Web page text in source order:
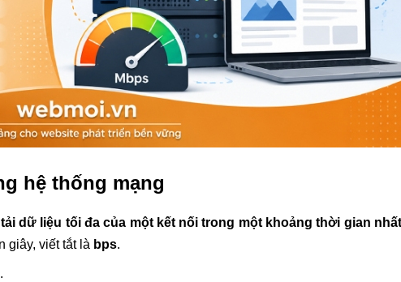
hệ thống mạng
dữ liệu tối đa của một kết nối trong một khoảng thời gian nhất
giây, viết tắt là bps.